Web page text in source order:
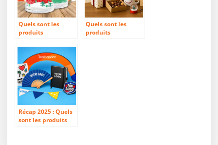
Quels sont les
produits
pour Noël ?
Quels sont les
produits
Récap 2025 : Quels
sont les produits